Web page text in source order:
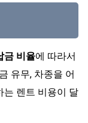
금 비율에 따라서
유무, 차종을 어
는 렌트 비용이 달